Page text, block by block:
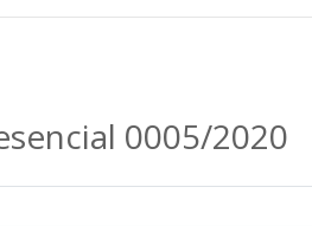
0005/2020